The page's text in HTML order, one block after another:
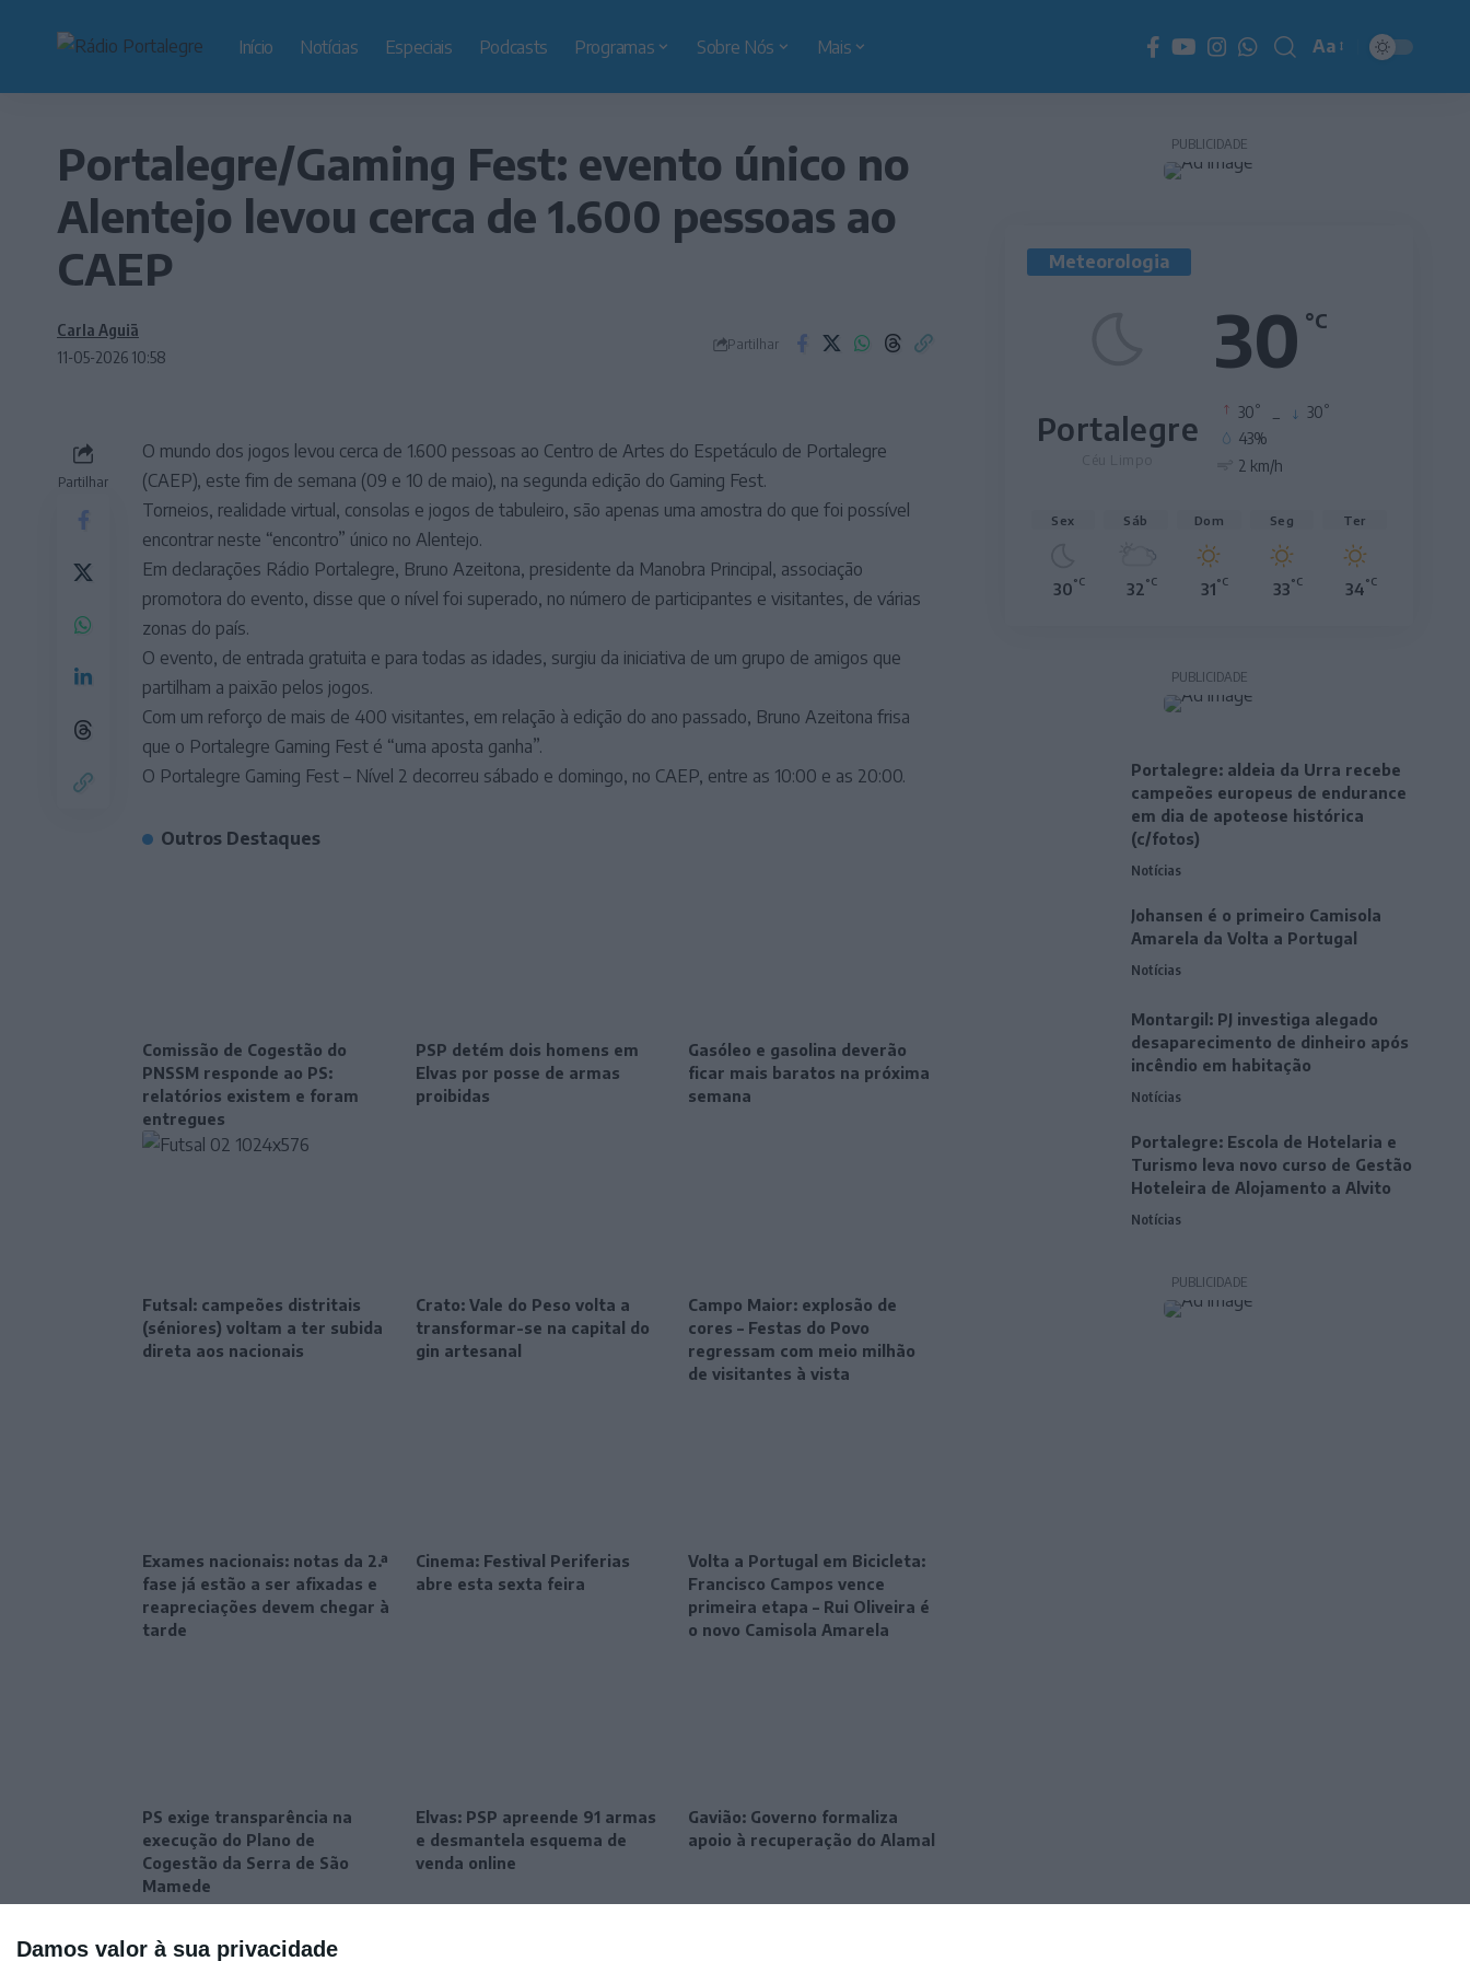
Damos valor à sua privacidade
Início Notícias Especiais Podcasts Programas Sobre Nós Mais
Redimensionador
de
Aa
Portalegre/Gaming Fest: evento único no
Alentejo levou cerca de 1.600 pessoas ao
CAEP
11-05-2026 10:58
Carla Aguiã
Partilhar
Partilhar
O mundo dos jogos levou cerca de 1.600 pessoas ao Centro de Artes do Espetáculo de Portalegre
(CAEP), este fim de semana (09 e 10 de maio), na segunda edição do Gaming Fest.
Torneios, realidade virtual, consolas e jogos de tabuleiro, são apenas uma amostra do que foi possível
encontrar neste “encontro” único no Alentejo.
Em declarações Rádio Portalegre, Bruno Azeitona, presidente da Manobra Principal, associação
promotora do evento, disse que o nível foi superado, no número de participantes e visitantes, de várias
zonas do país.
O evento, de entrada gratuita e para todas as idades, surgiu da iniciativa de um grupo de amigos que
partilham a paixão pelos jogos.
Com um reforço de mais de 400 visitantes, em relação à edição do ano passado, Bruno Azeitona frisa
que o Portalegre Gaming Fest é “uma aposta ganha”.
O Portalegre Gaming Fest – Nível 2 decorreu sábado e domingo, no CAEP, entre as 10:00 e as 20:00.
Outros Destaques
Comissão de Cogestão do
PNSSM responde ao PS:
relatórios existem e foram
entregues
PSP detém dois homens em
Elvas por posse de armas
proibidas
Gasóleo e gasolina deverão
ficar mais baratos na próxima
semana
Futsal: campeões distritais
(séniores) voltam a ter subida
direta aos nacionais
Crato: Vale do Peso volta a
transformar-se na capital do
gin artesanal
Campo Maior: explosão de
cores – Festas do Povo
regressam com meio milhão
de visitantes à vista
Exames nacionais: notas da 2.ª
fase já estão a ser afixadas e
reapreciações devem chegar à
tarde
Cinema: Festival Periferias
abre esta sexta feira
Volta a Portugal em Bicicleta:
Francisco Campos vence
primeira etapa – Rui Oliveira é
o novo Camisola Amarela
PS exige transparência na
execução do Plano de
Cogestão da Serra de São
Mamede
Elvas: PSP apreende 91 armas
e desmantela esquema de
venda online
Gavião: Governo formaliza
apoio à recuperação do Alamal
PUBLICIDADE
Meteorologia
30 °C
Portalegre 30° 30°
43%
2 km/h
Sex
30°C
Sáb
32°C
Dom
31°C
Seg
33°C
Ter
34°C
PUBLICIDADE
Portalegre: aldeia da Urra recebe
campeões europeus de endurance
em dia de apoteose histórica
(c/fotos)
Notícias
Johansen é o primeiro Camisola
Amarela da Volta a Portugal
Notícias
Montargil: PJ investiga alegado
desaparecimento de dinheiro após
incêndio em habitação
Notícias
Portalegre: Escola de Hotelaria e
Turismo leva novo curso de Gestão
Hoteleira de Alojamento a Alvito
Notícias
PUBLICIDADE